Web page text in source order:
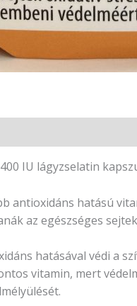
IU lágyzselatin
antioxidáns hatású
az egészséges
hatásával védi a
vitamin, mert